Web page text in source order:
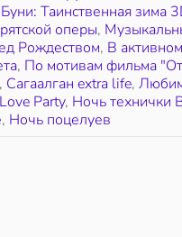
Таинственная зима
оперы,
Рождеством, В
, По мотивам фильма "От
, Сагаалган extra life,
Party, Ночь технички
, Ночь поцелуев